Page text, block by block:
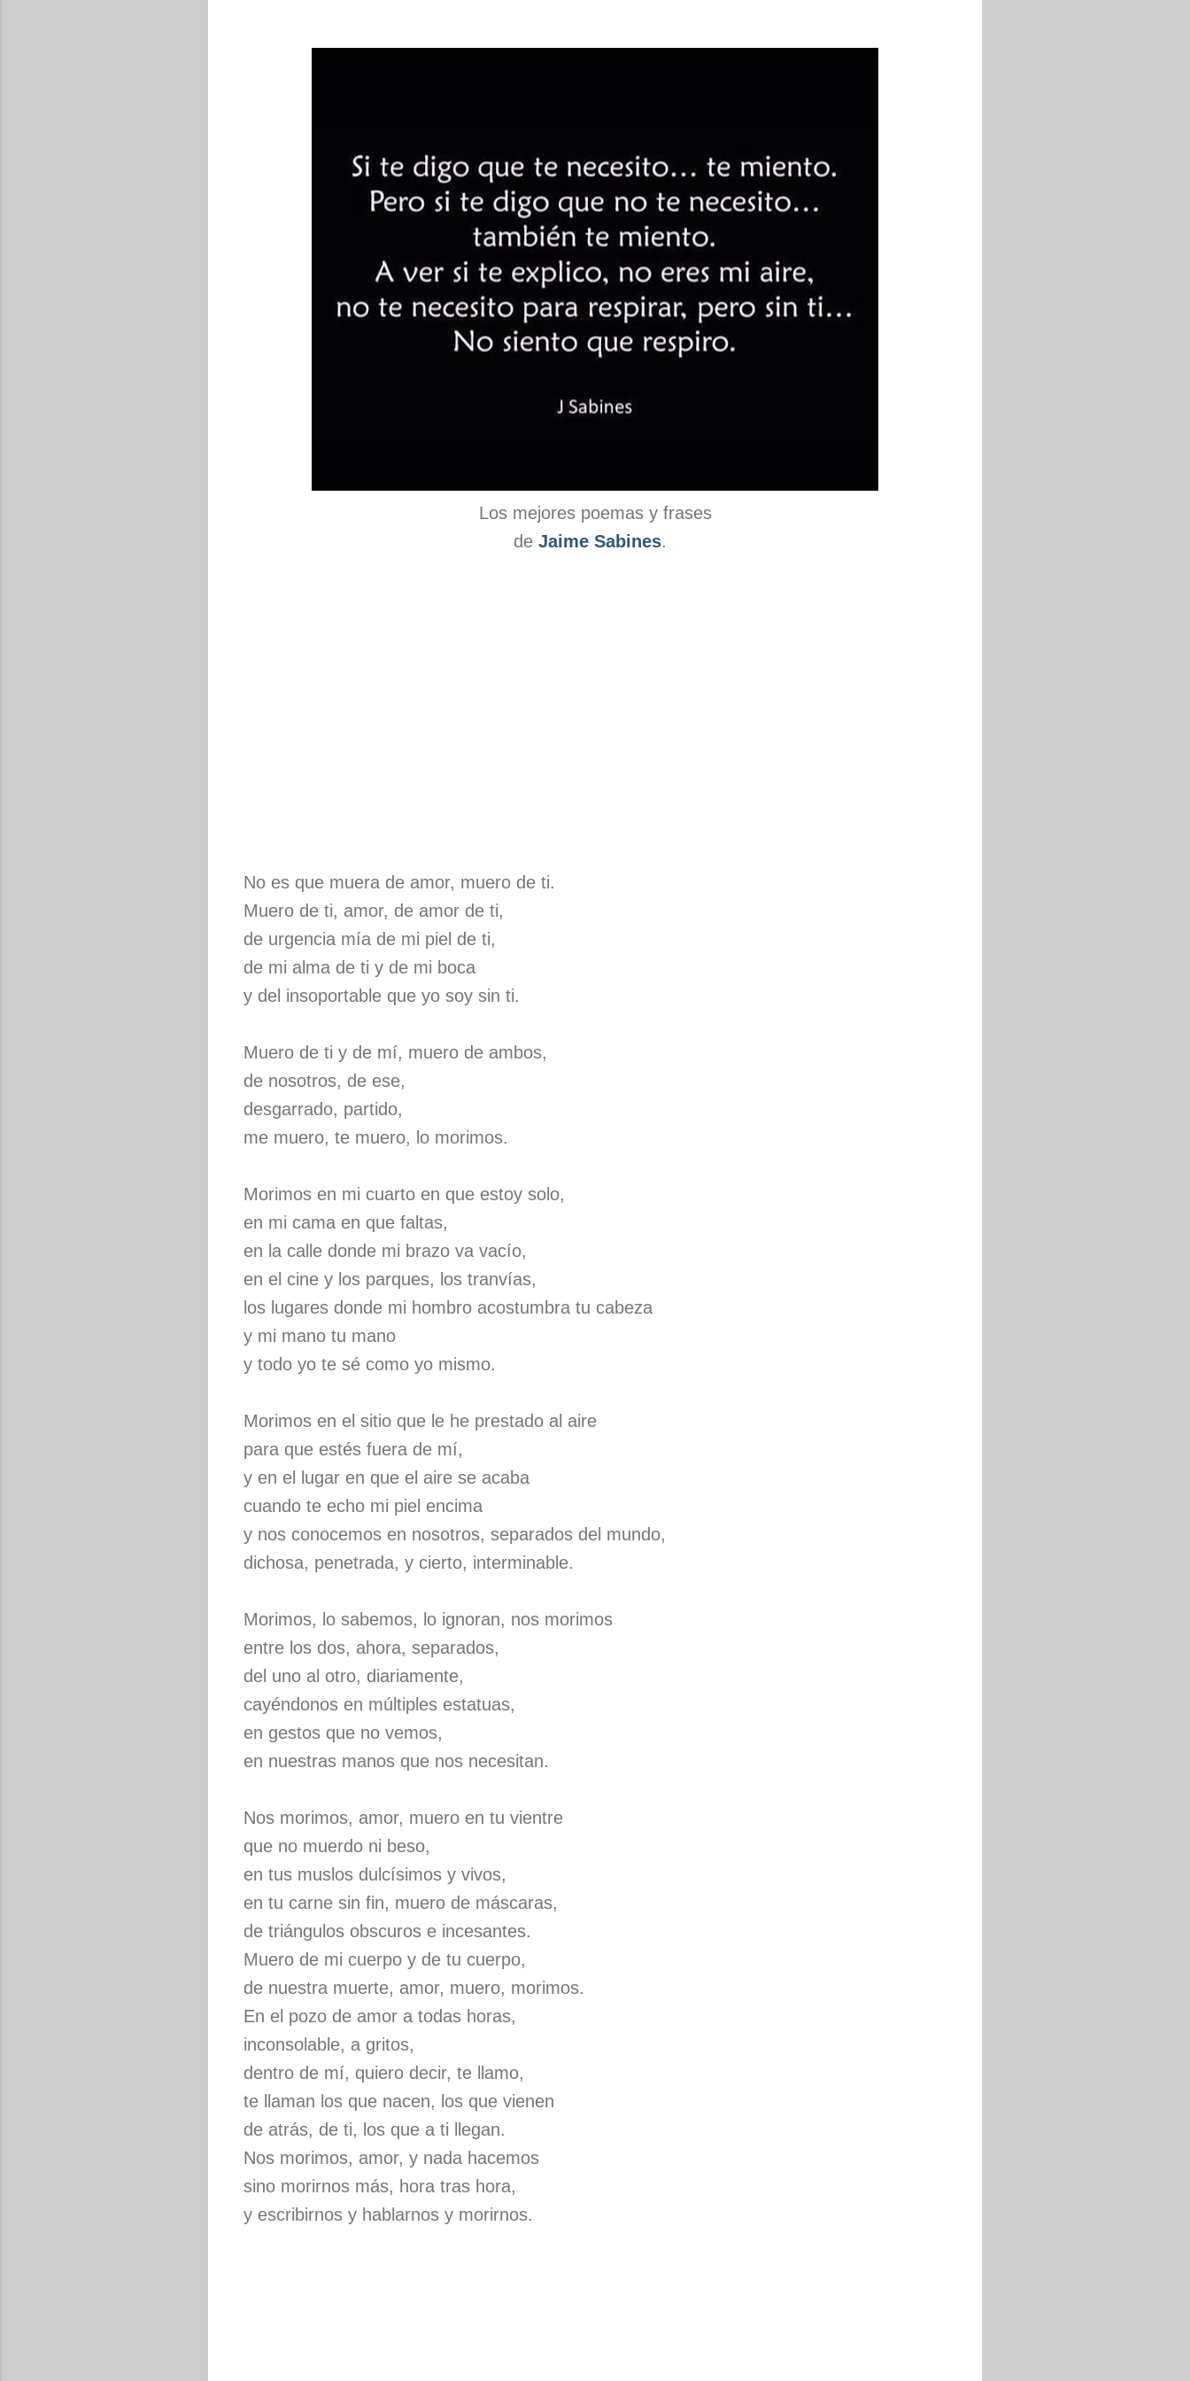
Los mejores poemas y frases
de Jaime Sabines.
No es que muera de amor, muero de ti.
Muero de ti, amor, de amor de ti,
de urgencia mía de mi piel de ti,
de mi alma de ti y de mi boca
y del insoportable que yo soy sin ti.
Muero de ti y de mí, muero de ambos,
de nosotros, de ese,
desgarrado, partido,
me muero, te muero, lo morimos.
Morimos en mi cuarto en que estoy solo,
en mi cama en que faltas,
en la calle donde mi brazo va vacío,
en el cine y los parques, los tranvías,
los lugares donde mi hombro acostumbra tu cabeza
y mi mano tu mano
y todo yo te sé como yo mismo.
Morimos en el sitio que le he prestado al aire
para que estés fuera de mí,
y en el lugar en que el aire se acaba
cuando te echo mi piel encima
y nos conocemos en nosotros, separados del mundo,
dichosa, penetrada, y cierto, interminable.
Morimos, lo sabemos, lo ignoran, nos morimos
entre los dos, ahora, separados,
del uno al otro, diariamente,
cayéndonos en múltiples estatuas,
en gestos que no vemos,
en nuestras manos que nos necesitan.
Nos morimos, amor, muero en tu vientre
que no muerdo ni beso,
en tus muslos dulcísimos y vivos,
en tu carne sin fin, muero de máscaras,
de triángulos obscuros e incesantes.
Muero de mi cuerpo y de tu cuerpo,
de nuestra muerte, amor, muero, morimos.
En el pozo de amor a todas horas,
inconsolable, a gritos,
dentro de mí, quiero decir, te llamo,
te llaman los que nacen, los que vienen
de atrás, de ti, los que a ti llegan.
Nos morimos, amor, y nada hacemos
sino morirnos más, hora tras hora,
y escribirnos y hablarnos y morirnos.